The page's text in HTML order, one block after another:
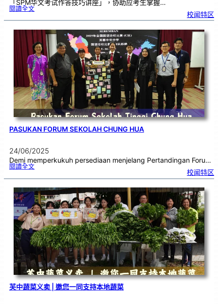
「SPM华文考试作答技巧讲座」，协助应考生掌握…
閱讀全文:华
试
答
技
座
为
考
生
注
入
备
考
动
能
校闻特区
PASUKAN FORUM SEKOLAH CHUNG HUA
24/06/2025
Demi memperkukuh persediaan menjelang Pertandingan Foru…
閱讀全文:P
u
a
n
F
o
r
u
m
S
e
k
o
la
h
C
h
u
n
g
ua
校闻特区
芙中蔬菜义卖 | 邀您一同支持本地蔬菜